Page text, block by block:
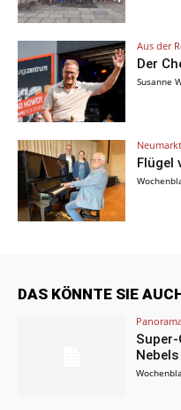
Aus der
Der
Susanne
Neumarkt
Flügel
DAS KÖNNTE SIE